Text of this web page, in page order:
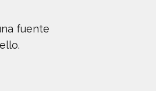
fuente